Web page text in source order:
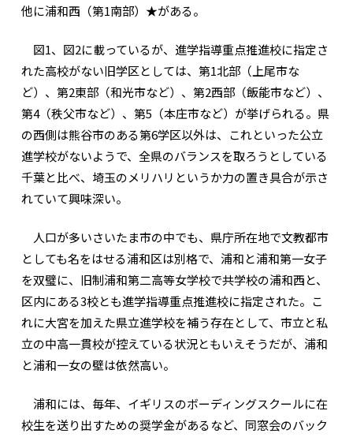
他に浦和西（第1南部）★がある。
図1、図2に載っているが、進学指導重点推進校に指定さ
れた高校がない旧学区としては、第1北部（上尾市な
ど）、第2東部（和光市など）、第2西部（飯能市など）、
第4（秩父市など）、第5（本庄市など）が挙げられる。県
の西側は熊谷市のある第6学区以外は、これといった公立
進学校がないようで、全県のバランスを取ろうとしている
千葉と比べ、埼玉のメリハリというか力の置き具合が示さ
れていて興味深い。
人口が多いさいたま市の中でも、県庁所在地で文教都市
としても名をはせる浦和区は別格で、浦和と浦和第一女子
を双璧に、旧制浦和第二高等女学校で共学校の浦和西と、
区内にある3校とも進学指導重点推進校に指定された。こ
れに大宮を加えた県立進学校を補う存在として、市立と私
立の中高一貫校が控えている状況ともいえそうだが、浦和
と浦和一女の壁は依然高い。
浦和には、毎年、イギリスのボーディングスクールに在
校生を送り出すための奨学金があるなど、同窓会のバック